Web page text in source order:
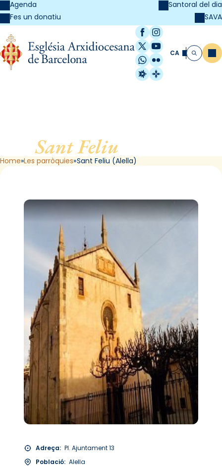
Agenda
Fes un donatiu
Santoral del dia
SAVA
Facebook
Instagram
X / Twitter
YouTube
WhatsApp
Flickr
Radio Estel
Catalunya
CA Cerca
Sant Feliu
Home Les parròquies Sant Feliu (Alella)
Adreça: Pl. Ajuntament 13
Població: Alella